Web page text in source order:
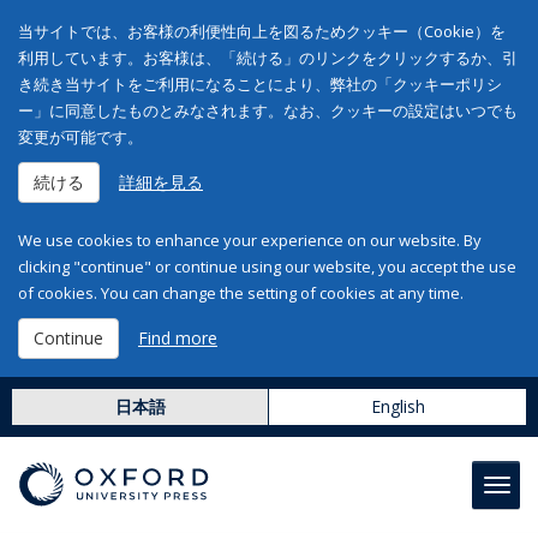
当サイトでは、お客様の利便性向上を図るためクッキー（Cookie）を
利用しています。お客様は、「続ける」のリンクをクリックするか、引
き続き当サイトをご利用になることにより、弊社の「クッキーポリシ
ー」に同意したものとみなされます。なお、クッキーの設定はいつでも
変更が可能です。
続ける 詳細を見る
We use cookies to enhance your experience on our website. By
clicking "continue" or continue using our website, you accept the use
of cookies. You can change the setting of cookies at any time.
Continue Find more
日本語 English